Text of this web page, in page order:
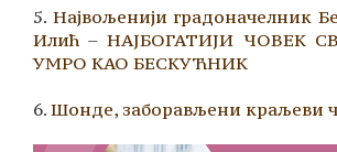
5. Највољенији градоначелник
Илић –НАЈБОГАТИЈИ ЧОВЕК
УМРО КАО БЕСКУЋНИК
6. Шонде, заборављени краљеви